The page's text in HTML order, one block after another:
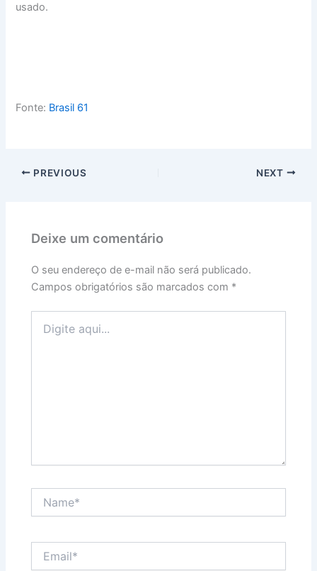
usado.
Fonte: Brasil 61
PREVIOUS NEXT
Deixe um comentário
O seu endereço de e-mail não será publicado.
Campos obrigatórios são marcados com *
aqui...